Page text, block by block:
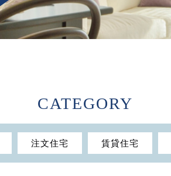
CATEGORY
注文住宅 賃貸住宅